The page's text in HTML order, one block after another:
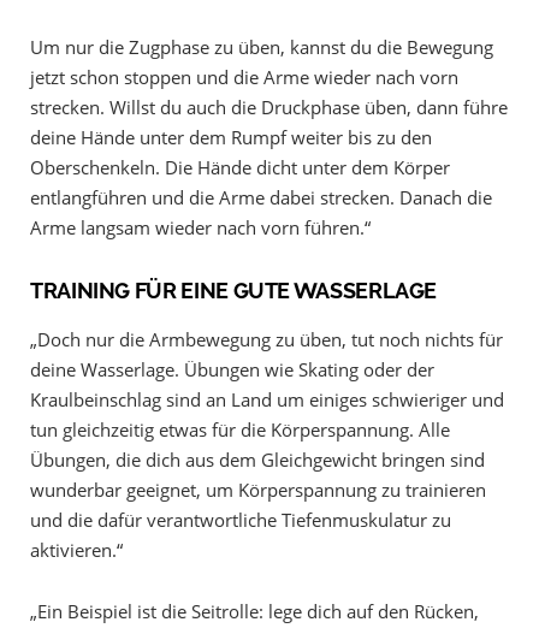
Um nur die Zugphase zu üben, kannst du die Bewegung
jetzt schon stoppen und die Arme wieder nach vorn
strecken. Willst du auch die Druckphase üben, dann führe
deine Hände unter dem Rumpf weiter bis zu den
Oberschenkeln. Die Hände dicht unter dem Körper
entlangführen und die Arme dabei strecken. Danach die
Arme langsam wieder nach vorn führen.“
TRAINING FÜR EINE GUTE WASSERLAGE
„Doch nur die Armbewegung zu üben, tut noch nichts für
deine Wasserlage. Übungen wie Skating oder der
Kraulbeinschlag sind an Land um einiges schwieriger und
tun gleichzeitig etwas für die Körperspannung. Alle
Übungen, die dich aus dem Gleichgewicht bringen sind
wunderbar geeignet, um Körperspannung zu trainieren
und die dafür verantwortliche Tiefenmuskulatur zu
aktivieren.“
„Ein Beispiel ist die Seitrolle: lege dich auf den Rücken,